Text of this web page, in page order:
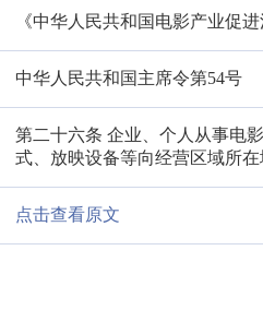
《中华人民共和国电影产业促
中华人民共和国主席令第54号
第二十六条 企业、个人从事电
式、放映设备等向经营区域所
点击查看原文